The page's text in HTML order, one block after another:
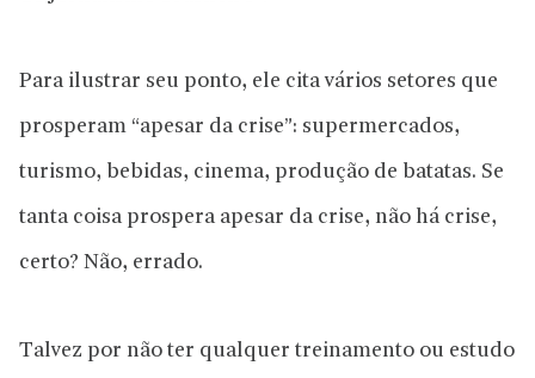
Para ilustrar seu ponto, ele cita vários setores que
prosperam “apesar da crise”: supermercados,
turismo, bebidas, cinema, produção de batatas. Se
tanta coisa prospera apesar da crise, não há crise,
certo? Não, errado.
Talvez por não ter qualquer treinamento ou estudo